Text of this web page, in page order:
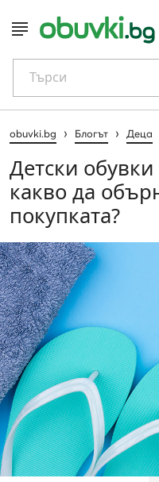
Търси
obuvki.bg › Блогът › Деца
Детски
какво да
покупката?